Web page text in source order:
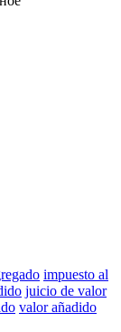
impuesto al
juicio de valor
valor añadido